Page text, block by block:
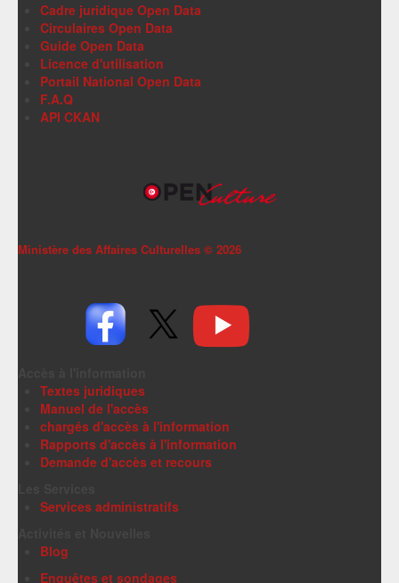
Cadre juridique Open Data
Circulaires Open Data
Guide Open Data
Licence d'utilisation
Portail National Open Data
F.A.Q
API CKAN
Ministère des Affaires Culturelles © 2026
Textes juridiques
Manuel de l'accès
chargés d'accès à l'information
Rapports d'accès à l'information
Demande d'accès et recours
Services administratifs
Blog
Enquêtes et sondages